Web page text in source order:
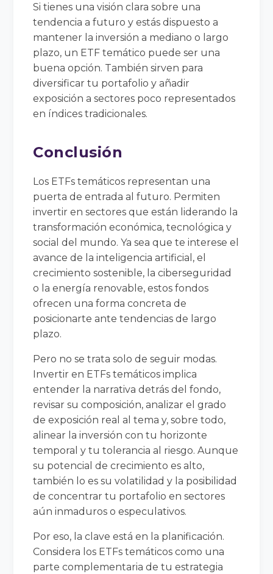
Si tienes una visión clara sobre una
tendencia a futuro y estás dispuesto a
mantener la inversión a mediano o largo
plazo, un ETF temático puede ser una
buena opción. También sirven para
diversificar tu portafolio y añadir
exposición a sectores poco representados
en índices tradicionales.
Conclusión
Los ETFs temáticos representan una
puerta de entrada al futuro. Permiten
invertir en sectores que están liderando la
transformación económica, tecnológica y
social del mundo. Ya sea que te interese el
avance de la inteligencia artificial, el
crecimiento sostenible, la ciberseguridad
o la energía renovable, estos fondos
ofrecen una forma concreta de
posicionarte ante tendencias de largo
plazo.
Pero no se trata solo de seguir modas.
Invertir en ETFs temáticos implica
entender la narrativa detrás del fondo,
revisar su composición, analizar el grado
de exposición real al tema y, sobre todo,
alinear la inversión con tu horizonte
temporal y tu tolerancia al riesgo. Aunque
su potencial de crecimiento es alto,
también lo es su volatilidad y la posibilidad
de concentrar tu portafolio en sectores
aún inmaduros o especulativos.
Por eso, la clave está en la planificación.
Considera los ETFs temáticos como una
parte complementaria de tu estrategia